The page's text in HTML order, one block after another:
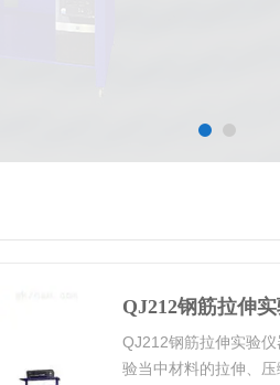
QJ212钢筋拉伸
QJ212钢筋拉伸实验
验当中材料的拉伸、